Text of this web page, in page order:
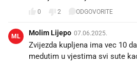
0 2 ODGOVORITE
ML Molim Lijepo 07.06.2025.
Zvijezda kupljena ima vec 10
medutim u vjestima svi sute